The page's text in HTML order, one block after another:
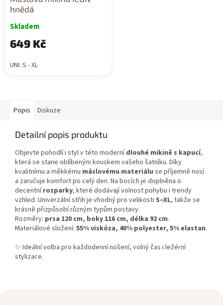
hnědá
Skladem
649 Kč
UNI: S - XL
Popis Diskuze
Detailní popis produktu
Objevte pohodlí i styl v této modernídlouhé mikině s kapucí,
která se stane oblíbeným kouskem vašeho šatníku. Díky
kvalitnímu a měkkému máslovému materiálu se příjemně nosí
a zaručuje komfort po celý den. Na bocích je doplněna o
decentnírozparky, které dodávají volnost pohybu i trendy
vzhled. Univerzální střih je vhodný pro velikosti S–XL, takže se
krásně přizpůsobí různým typům postavy.
Rozměry: prsa 120 cm, boky 116 cm, délka 92 cm.
Materiálové složení: 55% viskóza, 40% polyester, 5% elastan.
✨ Ideální volba pro každodenní nošení, volný čas i ležérní
stylizace.
Z